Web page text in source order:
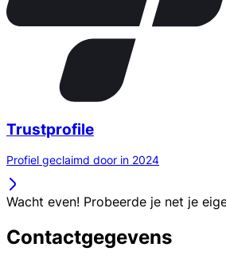
Trustprofile
Profiel geclaimd door in 2024
Wacht even! Probeerde je net je
Contactgegevens